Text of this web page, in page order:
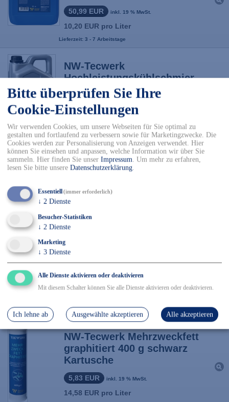
Bitte überprüfen Sie Ihre
Cookie-Einstellungen
Wir verwenden Cookies, um unsere Webseiten für Sie optimal zu
gestalten und fortlaufend zu verbessern sowie für Marketingzwecke. Die
Cookies werden zur Personalisierung von Anzeigen verwendet. Hier
können Sie einsehen und anpassen, welche Information wir über Sie
sammeln. Hier finden Sie unser Impressum. Um mehr zu erfahren,
lesen Sie bitte unsere Datenschutzerklärung.
Essentiell(immer erforderlich)
↓ 2 Dienste
Besucher-Statistiken
↓ 2 Dienste
Marketing
↓ 3 Dienste
Alle Dienste aktivieren oder deaktivieren
Mit diesem Schalter können Sie alle Dienste aktivieren oder deaktivieren.
Ich lehne ab Ausgewählte akzeptieren Alle akzeptieren
50,99 EUR inkl. 19 % MwSt.
10,20 EUR pro Liter
Lieferzeit: 3 - 7 Arbeitstage
NW-Tecwerk
Hochleistungskühlschmierstoff
wassermischbar 5 l Kanister
51,36 EUR inkl. 19 % MwSt.
10,27 EUR pro Liter
Lieferzeit: 3 - 7 Arbeitstage
NW-Tecwerk Mehrzweckfett
400 g hell Kartusche
6,07 EUR inkl. 19 % MwSt.
15,18 EUR pro Liter
Lieferzeit: 3 - 7 Arbeitstage
NW-Tecwerk Mehrzweckfett 5
kg hell Eimer
Lieferzeit: 3 - 7 Arbeitstage
NW-Tecwerk Mehrzweckfett
graphitiert 400 g schwarz
Kartusche
5,83 EUR inkl. 19 % MwSt.
14,58 EUR pro Liter